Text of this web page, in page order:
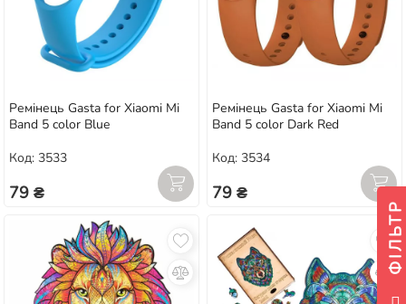
Ремінець Gasta for Xiaomi Mi
Band 5 color Blue
Код: 3533
79 ₴
Ремінець Gasta for Xiaomi Mi
Band 5 color Dark Red
Код: 3534
79 ₴
ФІЛЬТР